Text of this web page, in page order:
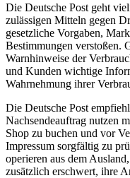
Die Deutsche Post geht
zulässigen Mitteln gegen
gesetzliche Vorgaben,
Bestimmungen verstoßen.
Warnhinweise der
und Kunden wichtige
Wahrnehmung ihrer
Die Deutsche Post
Nachsendeauftrag nutzen
Shop zu buchen und vor
Impressum sorgfältig zu
operieren aus dem
zusätzlich erschwert, ihre